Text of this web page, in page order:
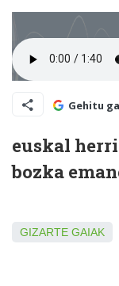
Gehitu
euskal
bozka
GIZARTE GAIAK